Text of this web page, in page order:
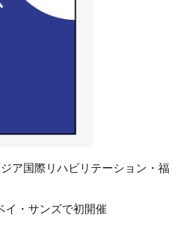
ア国際リハビリテーション・福
イ・サンズで初開催